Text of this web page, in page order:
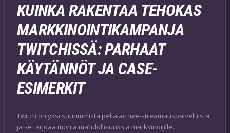
KUINKA RAKENTAA TEHOKAS
MARKKINOINTIKAMPANJA
TWITCHISSÄ: PARHAAT
KÄYTÄNNÖT JA CASE-
ESIMERKIT
Twitch on yksi suurimmista pelialan live-streamauspalveluista,
ja se tarjoaa monia mahdollisuuksia markkinoijille.